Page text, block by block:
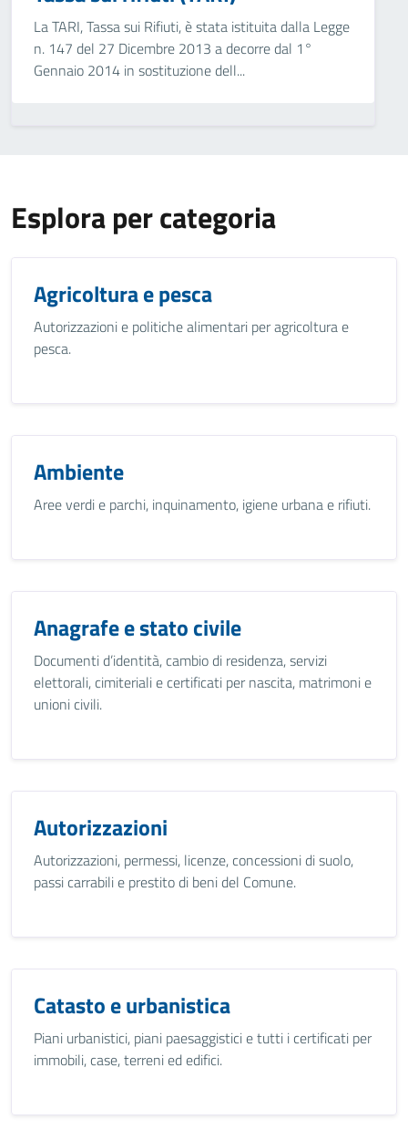
La TARI, Tassa sui Rifiuti, è stata istituita dalla Legge
n. 147 del 27 Dicembre 2013 a decorre dal 1°
Gennaio 2014 in sostituzione dell...
Esplora per categoria
Agricoltura e pesca
Autorizzazioni e politiche alimentari per agricoltura e
pesca.
Ambiente
Aree verdi e parchi, inquinamento, igiene urbana e rifiuti.
Anagrafe e stato civile
Documenti d’identità, cambio di residenza, servizi
elettorali, cimiteriali e certificati per nascita, matrimoni e
unioni civili.
Autorizzazioni
Autorizzazioni, permessi, licenze, concessioni di suolo,
passi carrabili e prestito di beni del Comune.
Catasto e urbanistica
Piani urbanistici, piani paesaggistici e tutti i certificati per
immobili, case, terreni ed edifici.